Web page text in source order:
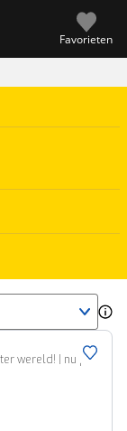
Favorieten
IONIQ 6 N De beste elektrische performance-auto ter wereld! | nu proefrijden!